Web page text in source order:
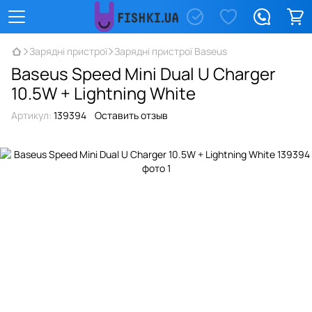
Зарядні пристрої Зарядні пристрої Baseus
Baseus Speed Mini Dual U Charger
10.5W + Lightning White
Артикул: 139394 Оставить отзыв